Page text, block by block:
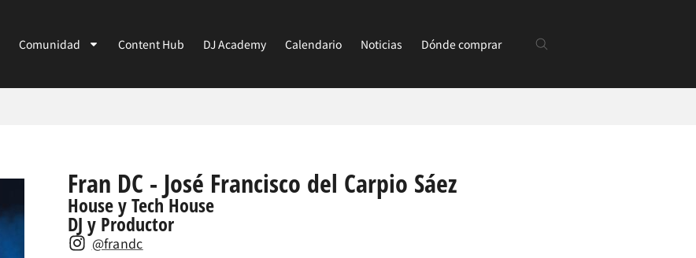
Comunidad Content Hub DJ Academy Calendario Noticias Dónde comprar
Fran DC - José Francisco del Carpio Sáez
House y Tech House
DJ y Productor
@frandc